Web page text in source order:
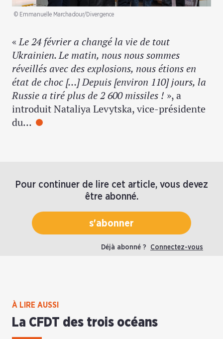
© Emmanuelle Marchadour/Divergence
«Le 24 février a changé la vie de tout
Ukrainien. Le matin, nous nous sommes
réveillés avec des explosions, nous étions en
état de choc […] Depuis [environ 110] jours, la
Russie a tiré plus de 2 600 missiles ! », a
introduit Nataliya Levytska, vice-présidente
du…
Pour continuer de lire cet article, vous devez
être abonné.
s'abonner
Déjà abonné ? Connectez-vous
À LIRE AUSSI
La CFDT des trois océans